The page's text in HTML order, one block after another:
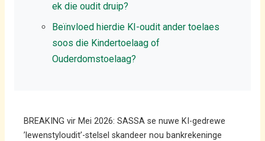
ek die oudit druip?
Beïnvloed hierdie KI-oudit ander toelaes
soos die Kindertoelaag of
Ouderdomstoelaag?
BREAKING vir Mei 2026: SASSA se nuwe KI-gedrewe
’lewenstyloudit’-stelsel skandeer nou bankrekeninge